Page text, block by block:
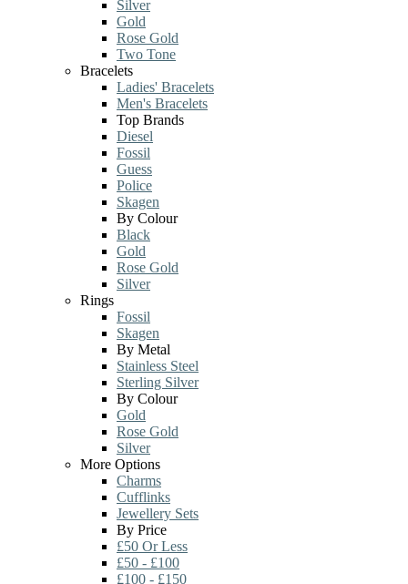
Silver
Gold
Rose Gold
Two Tone
Bracelets
Ladies' Bracelets
Men's Bracelets
Top Brands
Diesel
Fossil
Guess
Police
Skagen
By Colour
Black
Gold
Rose Gold
Silver
Rings
Fossil
Skagen
By Metal
Stainless Steel
Sterling Silver
By Colour
Gold
Rose Gold
Silver
More Options
Charms
Cufflinks
Jewellery Sets
By Price
£50 Or Less
£50 - £100
£100 - £150